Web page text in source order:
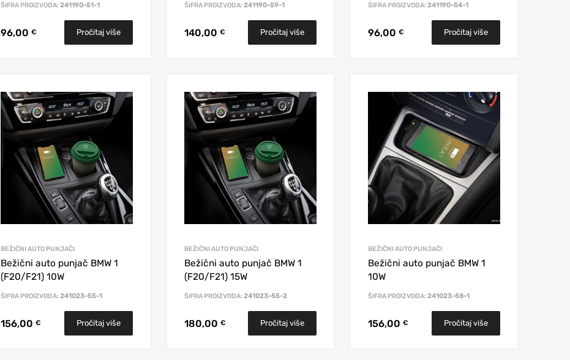
ŠIFRA PROIZVODA: 241190-51-1
96,00 € Pročitaj više
ŠIFRA PROIZVODA: 241190-59-1
140,00 € Pročitaj više
ŠIFRA PROIZVODA: 241190-54-1
96,00 € Pročitaj više
BEŽIČNI AUTO PUNJAČI
Bežični auto punjač BMW 1
(F20/F21) 10W
ŠIFRA PROIZVODA: 241023-55-1
156,00 € Pročitaj više
BEŽIČNI AUTO PUNJAČI
Bežični auto punjač BMW 1
(F20/F21) 15W
ŠIFRA PROIZVODA: 241023-55-2
180,00 € Pročitaj više
BEŽIČNI AUTO PUNJAČI
Bežični auto punjač BMW 1
10W
ŠIFRA PROIZVODA: 241023-58-1
156,00 € Pročitaj više